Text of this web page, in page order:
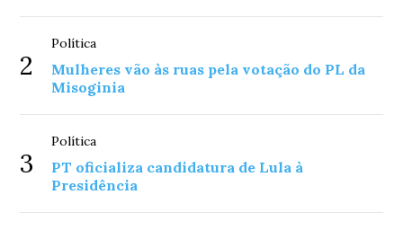
2
Política
Mulheres vão às ruas pela votação do PL da
Misoginia
3
Política
PT oficializa candidatura de Lula à
Presidência